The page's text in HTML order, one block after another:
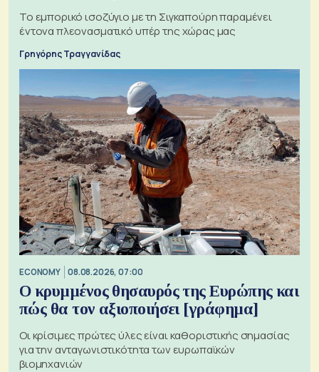
Το εμπορικό ισοζύγιο με τη Σιγκαπούρη παραμένει
έντονα πλεονασματικό υπέρ της χώρας μας
Γρηγόρης Τραγγανίδας
ECONOMY 08.08.2026, 07:00
Ο κρυμμένος θησαυρός της Ευρώπης και
πώς θα τον αξιοποιήσει [γράφημα]
Οι κρίσιμες πρώτες ύλες είναι καθοριστικής σημασίας
για την ανταγωνιστικότητα των ευρωπαϊκών
βιομηχανιών